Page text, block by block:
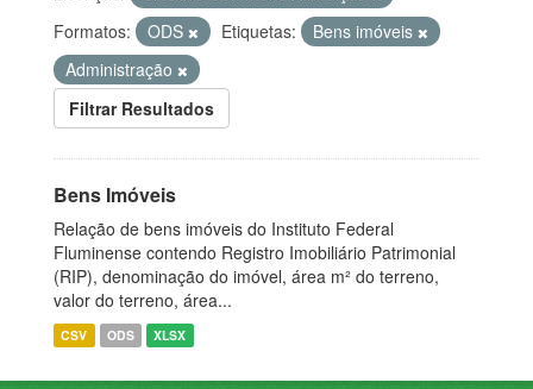
Formatos:
ODS Etiquetas:
Bens imóveis
Administração
Filtrar Resultados
Bens Imóveis
Relação de bens imóveis do Instituto Federal
Fluminense contendo Registro Imobiliário Patrimonial
(RIP), denominação do imóvel, área m² do terreno,
valor do terreno, área...
CSV ODS XLSX